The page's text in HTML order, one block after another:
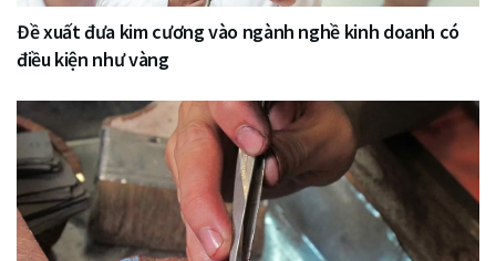
Đề xuất đưa kim cương vào ngành nghề kinh doanh có
điều kiện như vàng